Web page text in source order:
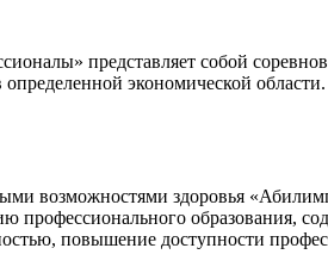
представляет собой
экономической области.
возможностями здоровья
образования,
повышение доступности